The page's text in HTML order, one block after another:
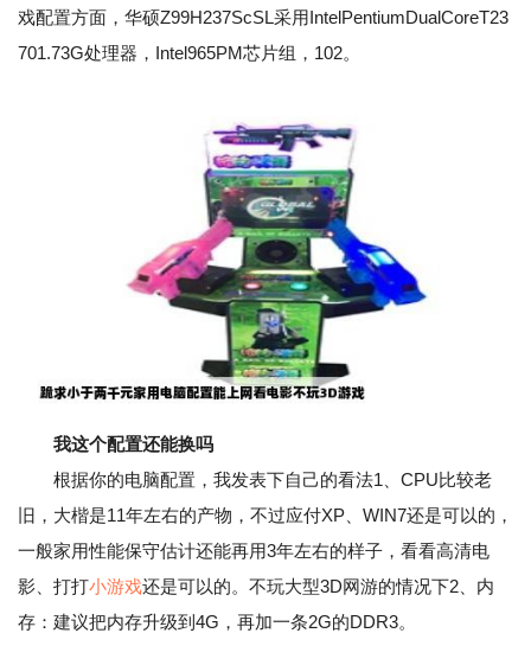
戏配置方面，华硕Z99H237ScSL采用IntelPentiumDualCoreT23
701.73G处理器，Intel965PM芯片组，102。
我这个配置还能换吗
根据你的电脑配置，我发表下自己的看法1、CPU比较老
旧，大楷是11年左右的产物，不过应付XP、WIN7还是可以的，
一般家用性能保守估计还能再用3年左右的样子，看看高清电
影、打打小游戏还是可以的。不玩大型3D网游的情况下2、内
存：建议把内存升级到4G，再加一条2G的DDR3。